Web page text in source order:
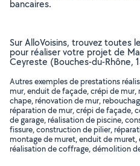
bancaires.
Sur AlloVoisins, trouvez toutes
pour réaliser votre projet de
Ceyreste (Bouches-du-Rhône,
Autres exemples de prestations
mur, enduit de façade, crépi de
chape, rénovation de mur,
réparation de mur, crépi de façade,
de garage, réalisation de piscine,
fissure, construction de pilier,
montage de muret, enduit de muret,
réalisation de coffrage, démolition